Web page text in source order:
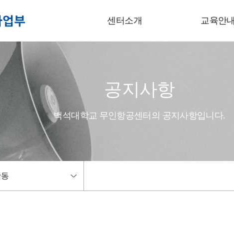
센터소개 교육안내
공지사항
백석대학교 무인항공센터의 공지사항입니다.